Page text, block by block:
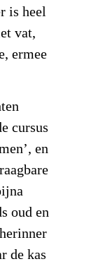
is heel
vat,
ermee
cursus
en
oud en
de kas